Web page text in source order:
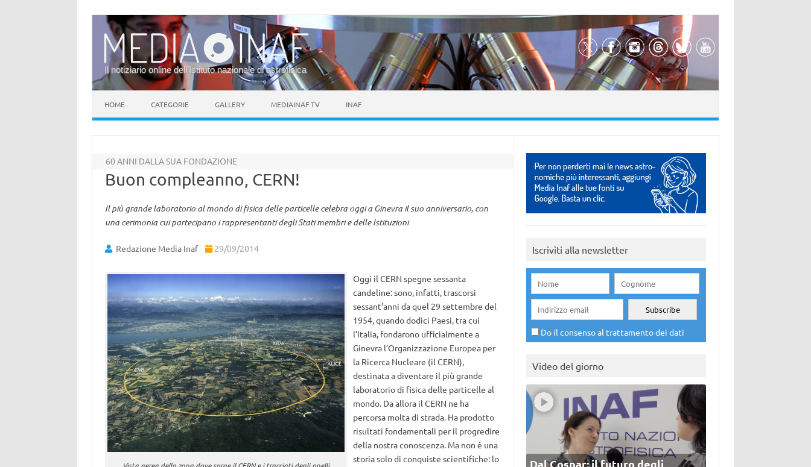
Il notiziario online dell’Istituto nazionale di astrofisica
HOME CATEGORIE GALLERY MEDIAINAF TV INAF
60 ANNI DALLA SUA FONDAZIONE
Buon compleanno, CERN!
Il più grande laboratorio al mondo di fisica delle particelle celebra oggi a Ginevra il suo anniversario, con
una cerimonia cui partecipano i rappresentanti degli Stati membri e delle Istituzioni
Redazione Media Inaf 29/09/2014
Oggi il CERN spegne sessanta
candeline: sono, infatti, trascorsi
sessant’anni da quel 29 settembre del
1954, quando dodici Paesi, tra cui
l’Italia, fondarono ufficialmente a
Ginevra l’Organizzazione Europea per
la Ricerca Nucleare (il CERN),
destinata a diventare il più grande
laboratorio di fisica delle particelle al
mondo. Da allora il CERN ne ha
percorsa molta di strada. Ha prodotto
risultati fondamentali per il progredire
della nostra conoscenza. Ma non è una
storia solo di conquiste scientifiche: lo
Iscriviti alla newsletter
Do il consenso al trattamento dei dati
Video del giorno
Dal Cospar: il futuro degli